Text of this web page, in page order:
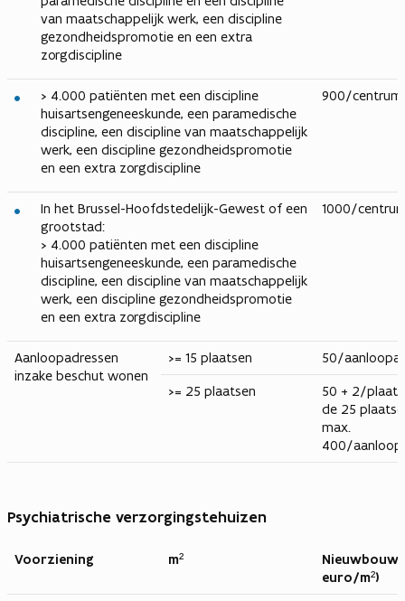
van maatschappelijk werk, een discipline
gezondheidspromotie en een extra
zorgdiscipline
> 4.000 patiënten met een discipline
huisartsengeneeskunde, een paramedische
discipline, een discipline van maatschappelijk
werk, een discipline gezondheidspromotie
en een extra zorgdiscipline
900/centrum
In het Brussel-Hoofdstedelijk-Gewest of een
grootstad:
> 4.000 patiënten met een discipline
huisartsengeneeskunde, een paramedische
discipline, een discipline van maatschappelijk
werk, een discipline gezondheidspromotie
en een extra zorgdiscipline
1000/
Aanloopadressen
inzake beschut wonen
>= 15 plaatsen
50/
>= 25 plaatsen
50 + 2/
de 25
max.
400/
Psychiatrische verzorgingstehuizen
Voorziening m²
Nieuwbouw
euro/m²)